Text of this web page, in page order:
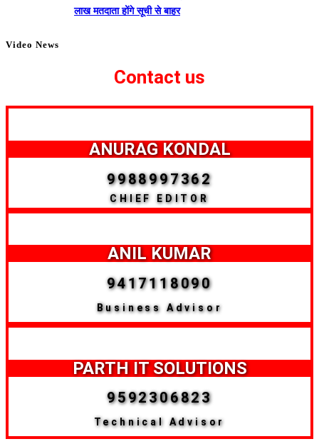
लाख मतदाता होंगे सूची से बाहर
Video News
Contact us
ANURAG KONDAL
9988997362
CHIEF EDITOR
ANIL KUMAR
9417118090
Business Advisor
PARTH IT SOLUTIONS
9592306823
Technical Advisor